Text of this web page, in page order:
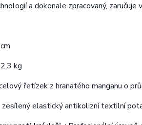
a dokonale zpracovaný,
kg
řetízek z hranatého manganu o
zesílený elastický antikolizní textilní